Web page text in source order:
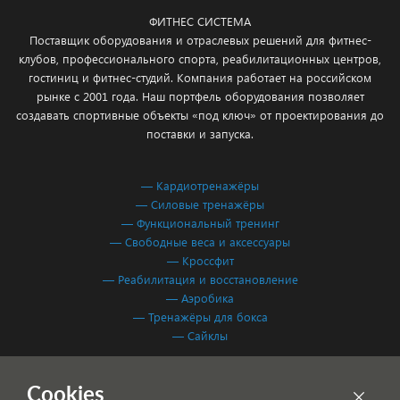
ФИТНЕС СИСТЕМА
Поставщик оборудования и отраслевых решений для фитнес-
клубов, профессионального спорта, реабилитационных центров,
гостиниц и фитнес-студий. Компания работает на российском
рынке с 2001 года. Наш портфель оборудования позволяет
создавать спортивные объекты «под ключ» от проектирования до
поставки и запуска.
— Кардиотренажёры
— Силовые тренажёры
— Функциональный тренинг
— Свободные веса и аксессуары
— Кроссфит
— Реабилитация и восстановление
— Аэробика
— Тренажёры для бокса
— Сайклы
Cookies